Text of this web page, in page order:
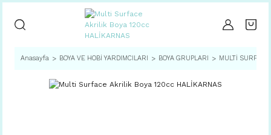
Anasayfa BOYA VE HOBİ YARDIMCILARI BOYA GRUPLARI MULTİ